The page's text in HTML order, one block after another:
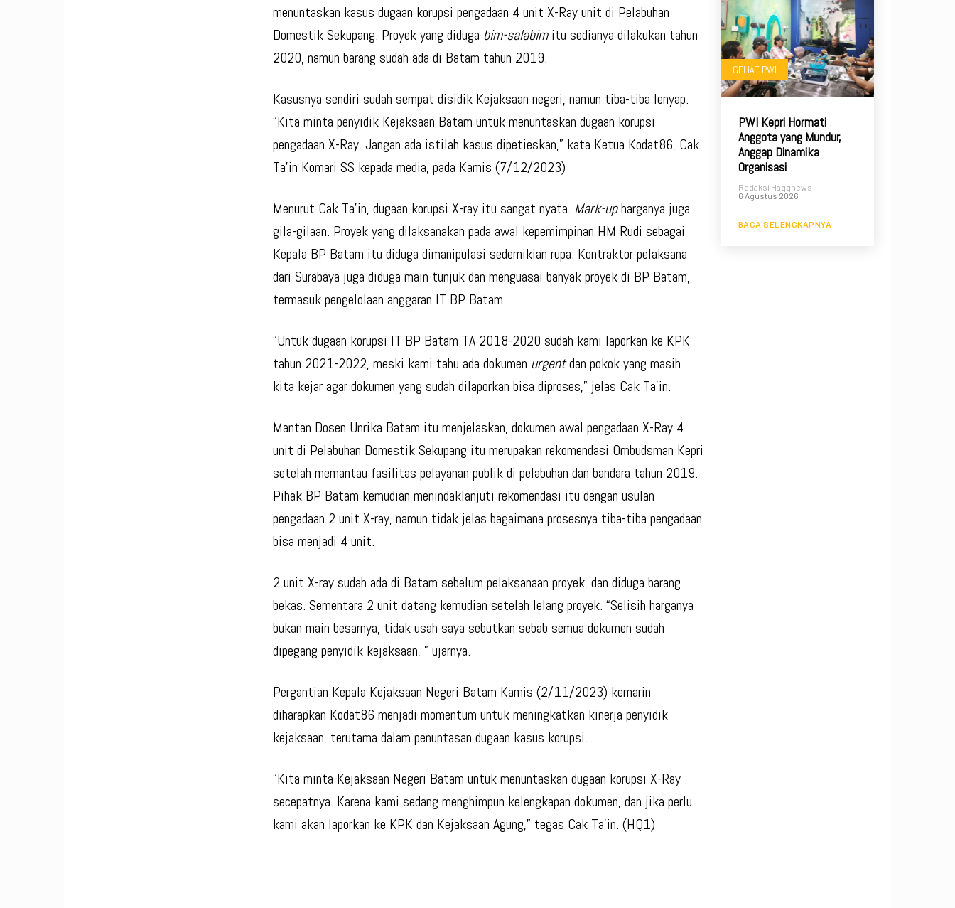
menuntaskan kasus dugaan korupsi pengadaan 4 unit X-Ray unit di Pelabuhan
Domestik Sekupang. Proyek yang diduga bim-salabimitu sedianya dilakukan tahun
2020, namun barang sudah ada di Batam tahun 2019.
Kasusnya sendiri sudah sempat disidik Kejaksaan negeri, namun tiba-tiba lenyap.
“Kita minta penyidik Kejaksaan Batam untuk menuntaskan dugaan korupsi
pengadaan X-Ray. Jangan ada istilah kasus dipetieskan,” kata Ketua Kodat86, Cak
Ta’in Komari SS kepada media, pada Kamis (7/12/2023)
Menurut Cak Ta’in, dugaan korupsi X-ray itu sangat nyata. Mark-upharganya juga
gila-gilaan. Proyek yang dilaksanakan pada awal kepemimpinan HM Rudi sebagai
Kepala BP Batam itu diduga dimanipulasi sedemikian rupa. Kontraktor pelaksana
dari Surabaya juga diduga main tunjuk dan menguasai banyak proyek di BP Batam,
termasuk pengelolaan anggaran IT BP Batam.
“Untuk dugaan korupsi IT BP Batam TA 2018-2020 sudah kami laporkan ke KPK
tahun 2021-2022, meski kami tahu ada dokumen urgentdan pokok yang masih
kita kejar agar dokumen yang sudah dilaporkan bisa diproses,” jelas Cak Ta’in.
Mantan Dosen Unrika Batam itu menjelaskan, dokumen awal pengadaan X-Ray 4
unit di Pelabuhan Domestik Sekupang itu merupakan rekomendasi Ombudsman Kepri
setelah memantau fasilitas pelayanan publik di pelabuhan dan bandara tahun 2019.
Pihak BP Batam kemudian menindaklanjuti rekomendasi itu dengan usulan
pengadaan 2 unit X-ray, namun tidak jelas bagaimana prosesnya tiba-tiba pengadaan
bisa menjadi 4 unit.
2 unit X-ray sudah ada di Batam sebelum pelaksanaan proyek, dan diduga barang
bekas. Sementara 2 unit datang kemudian setelah lelang proyek. “Selisih harganya
bukan main besarnya, tidak usah saya sebutkan sebab semua dokumen sudah
dipegang penyidik kejaksaan, ” ujarnya.
Pergantian Kepala Kejaksaan Negeri Batam Kamis (2/11/2023) kemarin
diharapkan Kodat86 menjadi momentum untuk meningkatkan kinerja penyidik
kejaksaan, terutama dalam penuntasan dugaan kasus korupsi.
“Kita minta Kejaksaan Negeri Batam untuk menuntaskan dugaan korupsi X-Ray
secepatnya. Karena kami sedang menghimpun kelengkapan dokumen, dan jika perlu
kami akan laporkan ke KPK dan Kejaksaan Agung,” tegas Cak Ta’in. (HQ1)
GELIAT PWI
PWI Kepri Hormati
Anggota yang Mundur,
Anggap Dinamika
Organisasi
Redaksi Haqqnews -
6 Agustus 2026
BACA SELENGKAPNYA